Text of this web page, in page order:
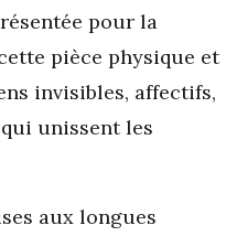
pour la
pièce physique et
invisibles, affectifs,
unissent les
aux longues